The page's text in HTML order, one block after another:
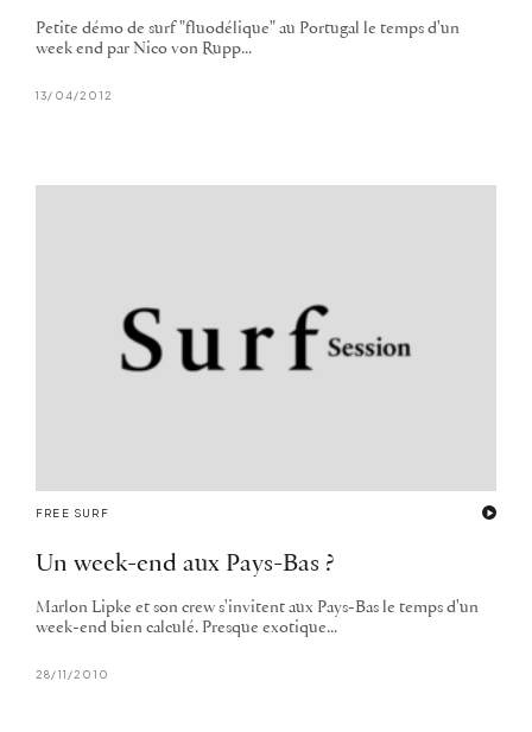
Petite démo de surf "fluodélique" au Portugal le temps d'un
week end par Nico von Rupp...
13/04/2012
FREE SURF
Un week-end aux Pays-Bas ?
Marlon Lipke et son crew s'invitent aux Pays-Bas le temps d'un
week-end bien calculé. Presque exotique...
28/11/2010